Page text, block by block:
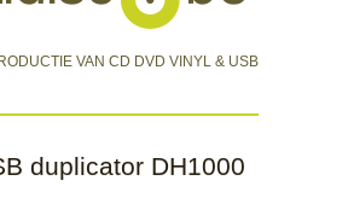
VAN CD DVD VINYL & USB
duplicator DH1000